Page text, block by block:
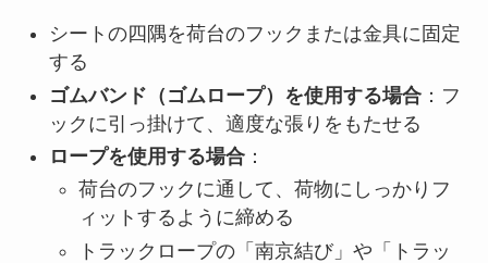
シートの四隅を荷台のフックまたは金具に固定
する
ゴムバンド（ゴムロープ）を使用する場合：フ
ックに引っ掛けて、適度な張りをもたせる
ロープを使用する場合：
荷台のフックに通して、荷物にしっかりフ
ィットするように締める
トラックロープの「南京結び」や「トラッ